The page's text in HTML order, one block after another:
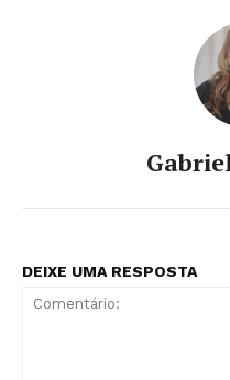
DEIXE UMA RESPOSTA